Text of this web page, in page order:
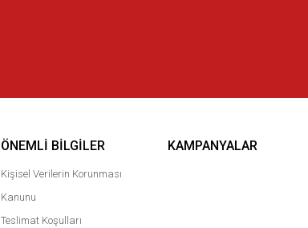
ÖNEMLI BILGILER
Kişisel Verilerin Korunması
Kanunu
Teslimat Koşulları
KAMPANYALAR